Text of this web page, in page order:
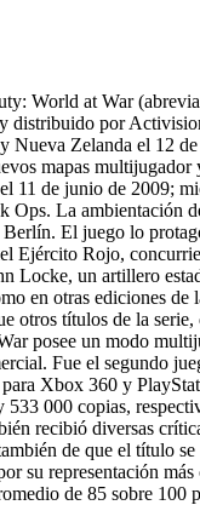
World at War
distribuido por
Nueva Zelanda el 12
mapas
11 de junio de 2009;​​​
Ops. La ambientación
Berlín.​ El juego lo
Ejército Rojo,
Locke, un artillero
en otras ediciones de
otros títulos de la serie,
posee un modo
Fue el segundo
Xbox 360 y
533 000 copias,
recibió diversas
de que el título
su representación
de 85 sobre